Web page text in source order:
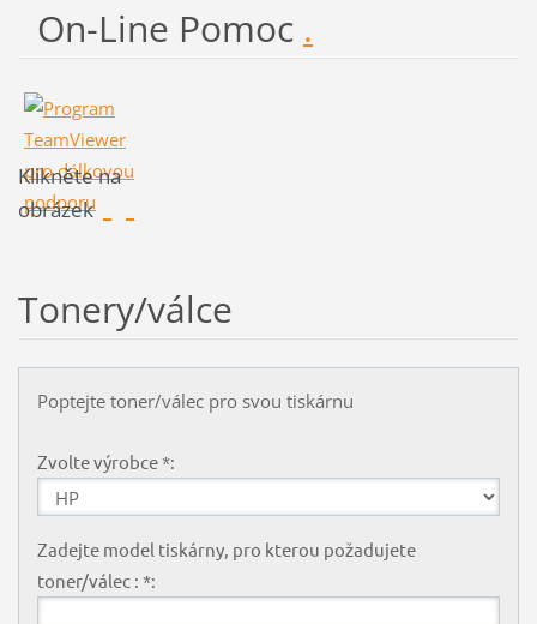
On-Line Pomoc .
Klikněte na
obrázek
Tonery/válce
Poptejte toner/válec pro svou tiskárnu
Zvolte výrobce *:
Zadejte model tiskárny, pro kterou požadujete
toner/válec : *: